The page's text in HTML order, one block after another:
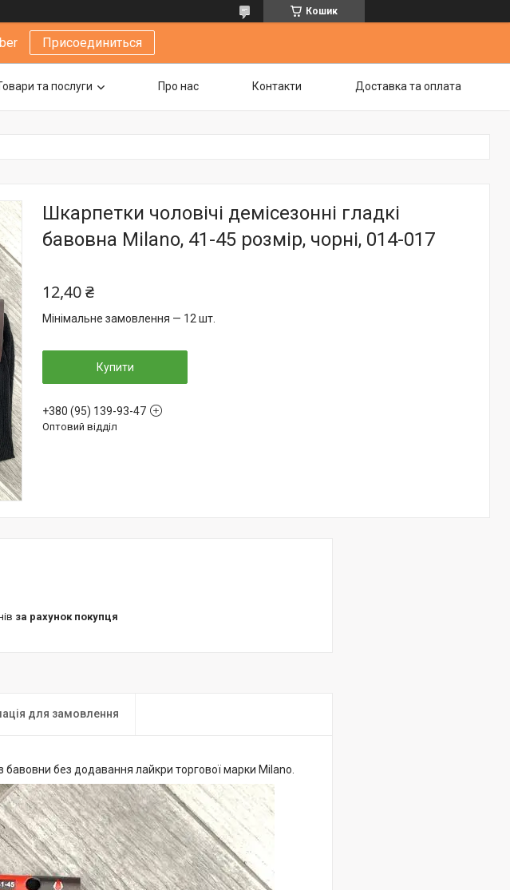
Кошик
Присоединиться
та послуги Про нас Контакти Доставка та оплата
Шкарпетки чоловічі демісезонні гладкі
бавовна Мilano, 41-45 розмір, чорні, 014-017
12,40 ₴
Мінімальне замовлення — 12 шт.
Купити
+380 (95) 139-93-47
Оптовий відділ
за рахунок покупця
для замовлення
з бавовни без додавання лайкри торгової марки Мilano.